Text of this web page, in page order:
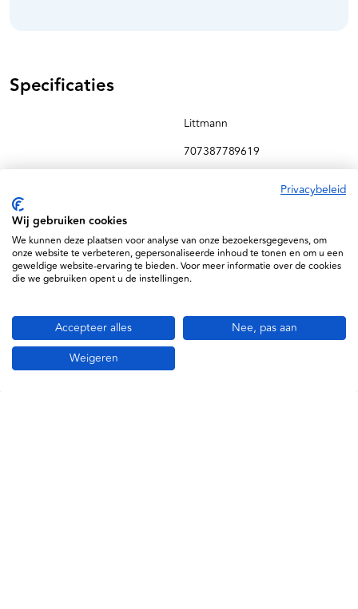
Specificaties
Littmann
707387789619
Privacybeleid
Wij gebruiken cookies
We kunnen deze plaatsen voor analyse van onze bezoekersgegevens, om
onze website te verbeteren, gepersonaliseerde inhoud te tonen en om u een
geweldige website-ervaring te bieden. Voor meer informatie over de cookies
die we gebruiken opent u de instellingen.
Accepteer alles
Nee, pas aan
Weigeren